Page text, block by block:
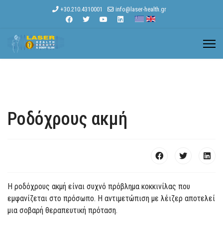
+30.210.4310001 info@laser-health.gr
Ροδόχρους ακμή
Η ροδόχρους ακμή είναι συχνό πρόβλημα κοκκινίλας που
εμφανίζεται στο πρόσωπο. Η αντιμετώπιση με λέιζερ αποτελεί
μια σοβαρή θεραπευτική πρόταση.